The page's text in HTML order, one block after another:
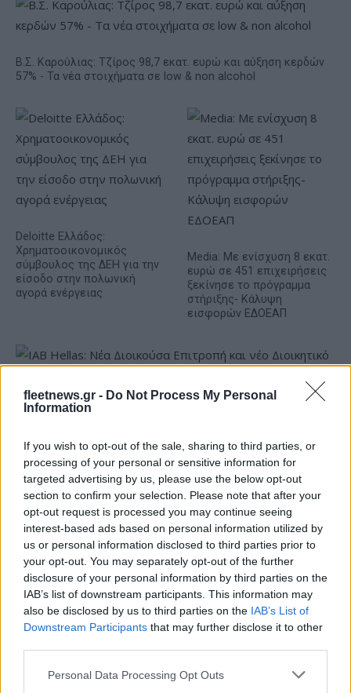
fleetnews.gr - Do Not Process My Personal
Information
If you wish to opt-out of the sale, sharing to third parties, or
processing of your personal or sensitive information for
targeted advertising by us, please use the below opt-out
section to confirm your selection. Please note that after your
opt-out request is processed you may continue seeing
interest-based ads based on personal information utilized by
us or personal information disclosed to third parties prior to
your opt-out. You may separately opt-out of the further
disclosure of your personal information by third parties on the
IAB’s list of downstream participants. This information may
also be disclosed by us to third parties on the IAB’s List of
Downstream Participants that may further disclose it to other
Please note that this website/app uses one or more Google
Personal Data Processing Opt Outs
Β.Σ. Καρούλιας: Τζίρος 98,7 εκατ. ευρώ και αύξηση κερδών
57% - Τα νέα στοιχήματα σε low & non alcohol
Deloitte Ελλάδος:
Χρηματοοικονομικός
σύμβουλος της ΔΕΗ για την
είσοδο στην πολωνική
αγορά ενέργειας
Media: Με ενίσχυση 8 εκατ.
ευρώ σε 451 επιχειρήσεις
ξεκίνησε το πρόγραμμα
στήριξης- Κάλυψη
εισφορών ΕΔΟΕΑΠ
IAB Hellas: Νέα Διοικούσα Επιτροπή και νέο Διοικητικό
Η Toyota φέρνει νέα γενιά
μπαταριών για τα υβριδικά
της
Σε κινεζική… πολιορκία η
ευρωπαϊκή
αυτοκινητοβιομηχανία
Νέο Audi A2 e-tron με στόχο την κορυφή της